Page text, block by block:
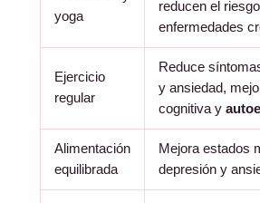
yoga
reducen el
enfermedades
Ejercicio
regular
Reduce
y ansiedad,
cognitiva y
Alimentación
equilibrada
Mejora estados
depresión y